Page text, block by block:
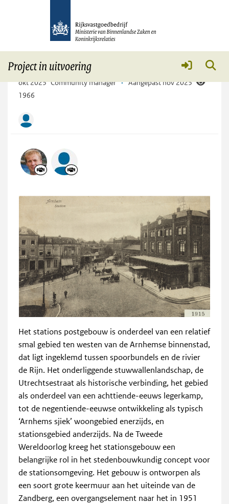
Wat is de historie van het gebouw?
okt 2023 Community manager · Aangepast nov 2023
1966
Het stations postgebouw is onderdeel van een relatief
smal gebied ten westen van de Arnhemse binnenstad,
dat ligt ingeklemd tussen spoorbundels en de rivier
de Rijn. Het onderliggende stuwwallenlandschap, de
Utrechtsestraat als historische verbinding, het gebied
als onderdeel van een achttiende-eeuws legerkamp,
tot de negentiende-eeuwse ontwikkeling als typisch
‘Arnhems sjiek’ woongebied enerzijds, en
stationsgebied anderzijds. Na de Tweede
Wereldoorlog kreeg het stationsgebouw een
belangrijke rol in het stedenbouwkundig concept voor
de stationsomgeving. Het gebouw is ontworpen als
een soort grote keermuur aan het uiteinde van de
Zandberg, een overgangselement naar het in 1951